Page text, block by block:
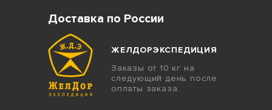
Доставка по России
ЖЕЛДОРЭКСПЕДИЦИЯ
Заказы от 10 кг на
следующий день после
оплаты заказа.